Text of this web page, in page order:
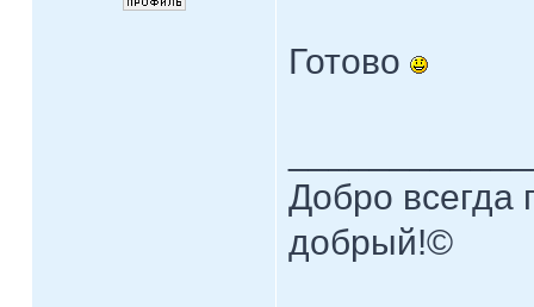
Готово
Добро всегда
добрый!©